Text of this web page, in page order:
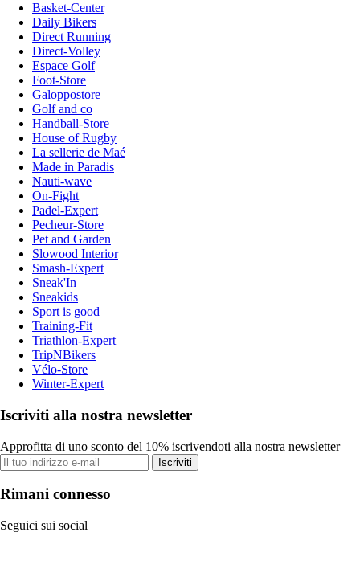
Basket-Center
Daily Bikers
Direct Running
Direct-Volley
Espace Golf
Foot-Store
Galoppostore
Golf and co
Handball-Store
House of Rugby
La sellerie de Maé
Made in Paradis
Nauti-wave
On-Fight
Padel-Expert
Pecheur-Store
Pet and Garden
Slowood Interior
Smash-Expert
Sneak'In
Sneakids
Sport is good
Training-Fit
Triathlon-Expert
TripNBikers
Vélo-Store
Winter-Expert
Iscriviti alla nostra newsletter
Approfitta di uno sconto del 10% iscrivendoti alla nostra newsletter
Iscriviti
Rimani connesso
Seguici sui social